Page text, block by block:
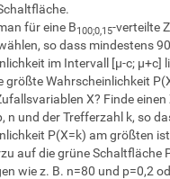
für eine B100;0,15-verteilte
so dass mindestens
im Intervall [μ-c; μ+c]
größte Wahrscheinlichkeit
X? Finde
n und der Trefferzahl k, so
P(X=k) am größten
auf die grüne Schaltfläche
wie z. B. n=80 und p=0,2